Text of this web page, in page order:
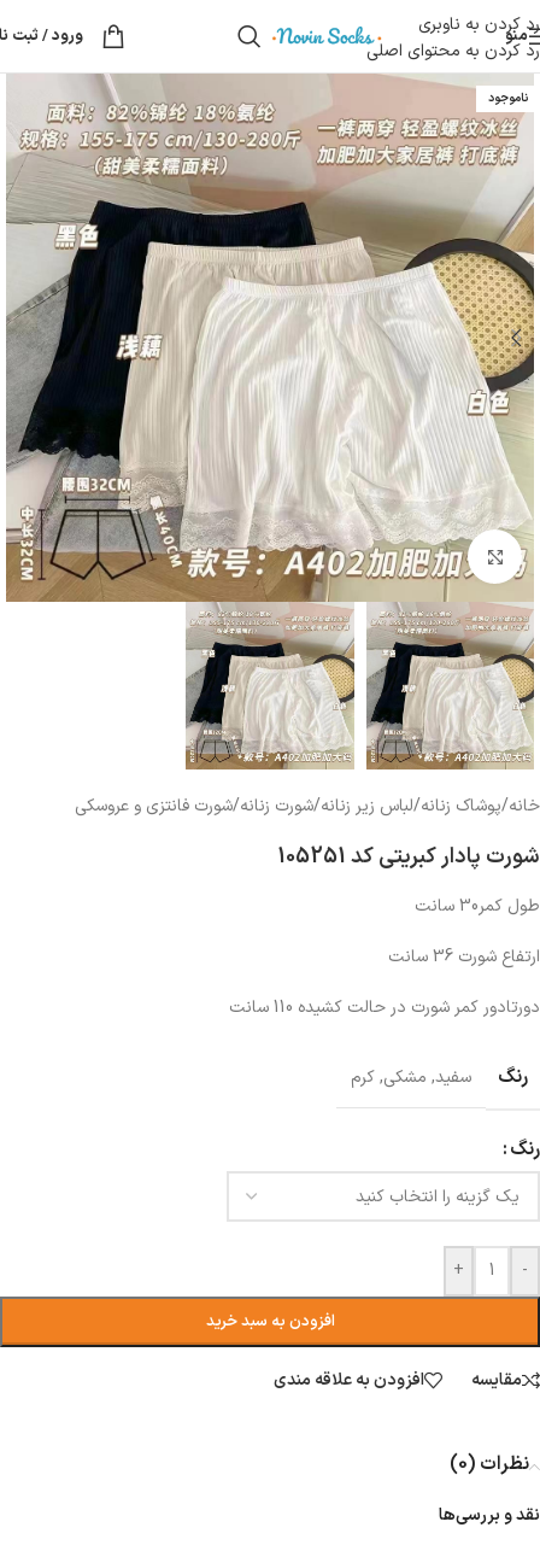
رد کردن به ناوبری
رد کردن به محتوای اصلی
منو ورود / ثبت
ناموجود
بزرگنمایی تصویر
خانه/پوشاک زنانه/لباس زیر زنانه/شورت زنانه/شورت فانتزی و عروسکی
شورت پادار کبریتی کد 105251
طول کمر30 سانت
ارتفاع شورت 36 سانت
دورتادور کمر شورت در حالت کشیده 110 سانت
رنگ سفید, مشکی,کرم
رنگ
-
+
افزودن به سبد خرید
مقایسه افزودن به علاقه مندی
نظرات (0)
نقد و بررسی‌ها